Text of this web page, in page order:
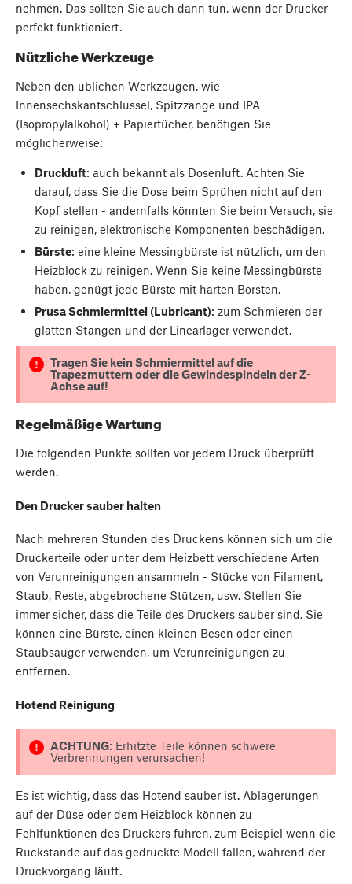
nehmen. Das sollten Sie auch dann tun, wenn der Drucker
perfekt funktioniert.
Nützliche Werkzeuge
Neben den üblichen Werkzeugen, wie
Innensechskantschlüssel, Spitzzange und IPA
(Isopropylalkohol) + Papiertücher, benötigen Sie
möglicherweise:
Druckluft: auch bekannt als Dosenluft. Achten Sie
darauf, dass Sie die Dose beim Sprühen nicht auf den
Kopf stellen - andernfalls könnten Sie beim Versuch, sie
zu reinigen, elektronische Komponenten beschädigen.
Bürste: eine kleine Messingbürste ist nützlich, um den
Heizblock zu reinigen. Wenn Sie keine Messingbürste
haben, genügt jede Bürste mit harten Borsten.
Prusa Schmiermittel (Lubricant): zum Schmieren der
glatten Stangen und der Linearlager verwendet.
Tragen Sie kein Schmiermittel auf die
Trapezmuttern oder die Gewindespindeln der Z-
Achse auf!
Regelmäßige Wartung
Die folgenden Punkte sollten vor jedem Druck überprüft
werden.
Den Drucker sauber halten
Nach mehreren Stunden des Druckens können sich um die
Druckerteile oder unter dem Heizbett verschiedene Arten
von Verunreinigungen ansammeln - Stücke von Filament,
Staub, Reste, abgebrochene Stützen, usw. Stellen Sie
immer sicher, dass die Teile des Druckers sauber sind. Sie
können eine Bürste, einen kleinen Besen oder einen
Staubsauger verwenden, um Verunreinigungen zu
entfernen.
Hotend Reinigung
ACHTUNG: Erhitzte Teile können schwere
Verbrennungen verursachen!
Es ist wichtig, dass das Hotend sauber ist. Ablagerungen
auf der Düse oder dem Heizblock können zu
Fehlfunktionen des Druckers führen, zum Beispiel wenn die
Rückstände auf das gedruckte Modell fallen, während der
Druckvorgang läuft.